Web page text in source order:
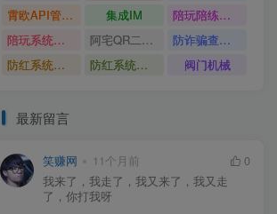
霄欧API管理系统
集成IM
陪玩陪练平台
陪玩系统源码
阿宅QR二维码生成
防诈骗查询系统
防红系统源码
防红系统最新版 阀门机械
最新留言
笑赚网 11个月前
0
我来了，我走了，我又来了，我又走
了，你打我呀